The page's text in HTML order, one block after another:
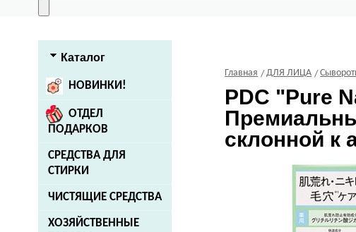
Каталог
НОВИНКИ!
ОТДЕЛ
ПОДАРКОВ
СРЕДСТВА ДЛЯ
СТИРКИ
ЧИСТЯЩИЕ СРЕДСТВА
ХОЗЯЙСТВЕННЫЕ
Главная ДЛЯ ЛИЦА
PDC "Pure
склонной к